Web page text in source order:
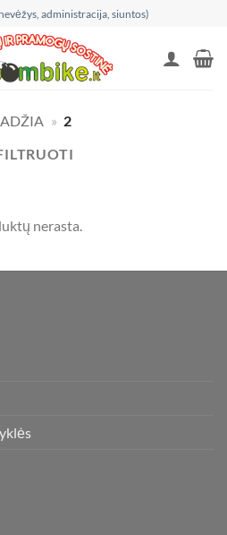
administracija, siuntos)
» 2
nerasta.